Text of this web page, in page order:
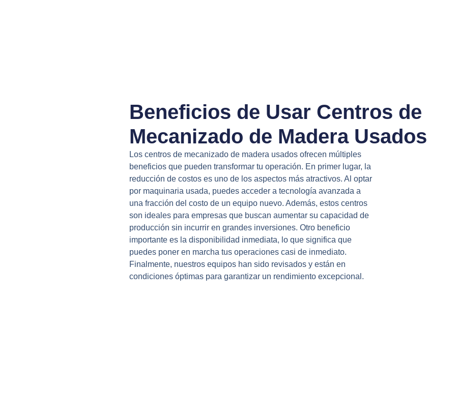
Beneficios de Usar Centros de
Mecanizado de Madera Usados
Los centros de mecanizado de madera usados ofrecen múltiples
beneficios que pueden transformar tu operación. En primer lugar, la
reducción de costos es uno de los aspectos más atractivos. Al optar
por maquinaria usada, puedes acceder a tecnología avanzada a
una fracción del costo de un equipo nuevo. Además, estos centros
son ideales para empresas que buscan aumentar su capacidad de
producción sin incurrir en grandes inversiones. Otro beneficio
importante es la disponibilidad inmediata, lo que significa que
puedes poner en marcha tus operaciones casi de inmediato.
Finalmente, nuestros equipos han sido revisados y están en
condiciones óptimas para garantizar un rendimiento excepcional.